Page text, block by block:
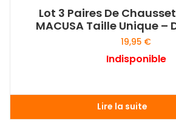
Lot 3 Paires De
MACUSA Taille Unique –
19,95 €
Indisponible
Lire la suite